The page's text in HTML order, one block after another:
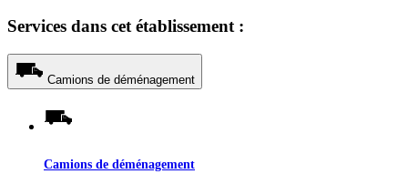
Services dans cet établissement :
Camions de déménagement
Camions de déménagement